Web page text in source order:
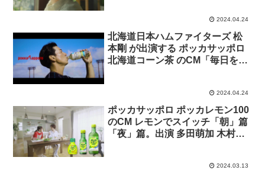
2024.04.24
北海道日本ハムファイターズ 松
本剛 が出演する ポッカサッポロ
北海道コーン茶 のCM「毎日を、
2024.04.24
ポッカサッポロ ポッカレモン100
のCM レモンでスイッチ「朝」篇
「夜」篇。出演 多田萌加 木村真
2024.03.13